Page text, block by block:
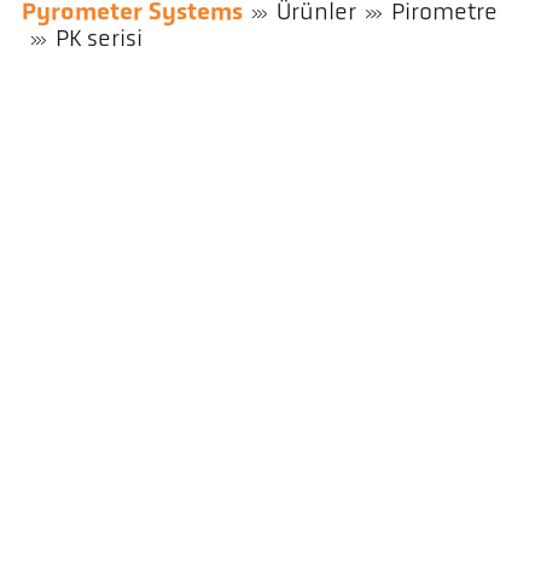
Pyrometer Systems Ürünler
Pirometre
PK serisi